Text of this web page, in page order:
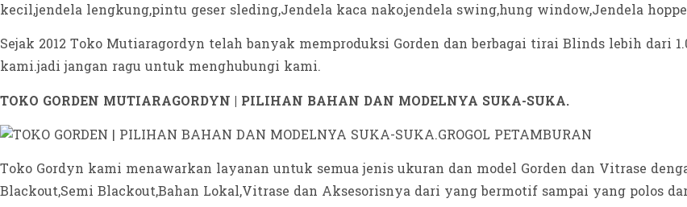
kecil,jendela lengkung,pintu geser sleding,Jendela kaca nako,jendela swing,hung window,Jendela
Sejak 2012 Toko Mutiaragordyn telah banyak memproduksi Gorden dan berbagai tirai Blinds lebih dari
kami.jadi jangan ragu untuk menghubungi kami.
TOKO GORDEN MUTIARAGORDYN | PILIHAN BAHAN DAN MODELNYA SUKA-SUKA.
Toko Gordyn kami menawarkan layanan untuk semua jenis ukuran dan model Gorden dan Vitrase
Blackout,Semi Blackout,Bahan Lokal,Vitrase dan Aksesorisnya dari yang bermotif sampai yang polos